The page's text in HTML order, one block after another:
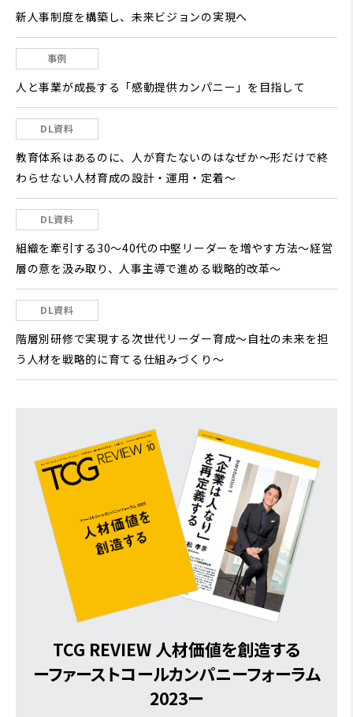
新人事制度を構築し、未来ビジョンの実現へ
事例
人と事業が成長する「感動提供カンパニー」を目指して
DL資料
教育体系はあるのに、人が育たないのはなぜか～形だけで終
わらせない人材育成の設計・運用・定着～
DL資料
組織を牽引する30～40代の中堅リーダーを増やす方法～経営
層の意を汲み取り、人事主導で進める戦略的改革～
DL資料
階層別研修で実現する次世代リーダー育成～自社の未来を担
う人材を戦略的に育てる仕組みづくり～
TCG REVIEW 人材価値を創造する
ーファーストコールカンパニーフォーラム
2023ー